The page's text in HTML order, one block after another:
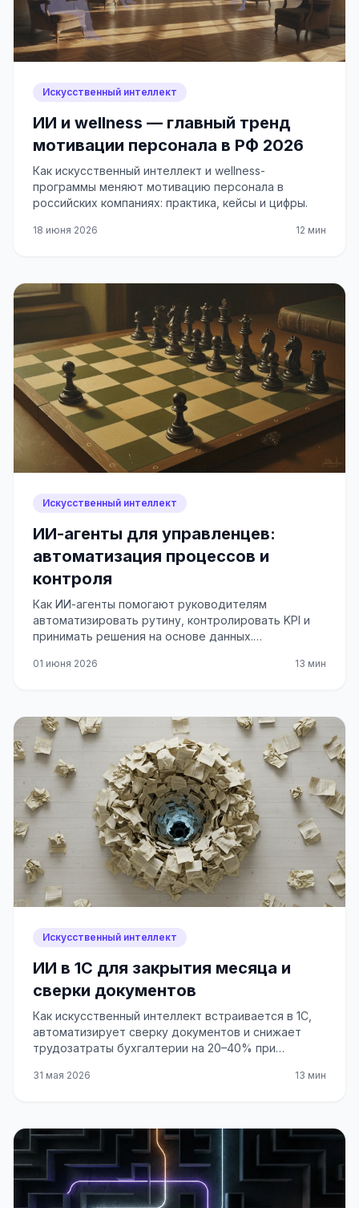
Искусственный интеллект
ИИ и wellness — главный тренд
мотивации персонала в РФ 2026
Как искусственный интеллект и wellness-
программы меняют мотивацию персонала в
российских компаниях: практика, кейсы и цифры.
18 июня 2026 12 мин
Искусственный интеллект
ИИ-агенты для управленцев:
автоматизация процессов и
контроля
Как ИИ-агенты помогают руководителям
автоматизировать рутину, контролировать KPI и
принимать решения на основе данных.
01 июня 2026 13 мин
Искусственный интеллект
ИИ в 1С для закрытия месяца и
сверки документов
Как искусственный интеллект встраивается в 1С,
автоматизирует сверку документов и снижает
трудозатраты бухгалтерии на 20–40% при
31 мая 2026 13 мин